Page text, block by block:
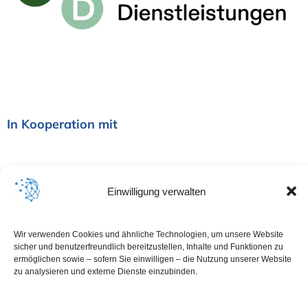
Einwilligung verwalten
Wir verwenden Cookies und ähnliche Technologien, um unsere Website
sicher und benutzerfreundlich bereitzustellen, Inhalte und Funktionen zu
ermöglichen sowie – sofern Sie einwilligen – die Nutzung unserer Website
zu analysieren und externe Dienste einzubinden.
In Kooperation mit